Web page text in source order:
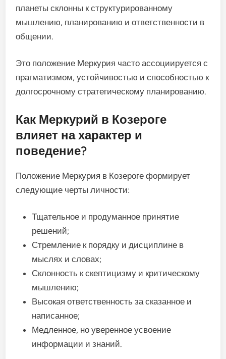
планеты склонны к структурированному
мышлению, планированию и ответственности в
общении.
Это положение Меркурия часто ассоциируется с
прагматизмом, устойчивостью и способностью к
долгосрочному стратегическому планированию.
Как Меркурий в Козероге
влияет на характер и
поведение?
Положение Меркурия в Козероге формирует
следующие черты личности:
Тщательное и продуманное принятие
решений;
Стремление к порядку и дисциплине в
мыслях и словах;
Склонность к скептицизму и критическому
мышлению;
Высокая ответственность за сказанное и
написанное;
Медленное, но уверенное усвоение
информации и знаний.